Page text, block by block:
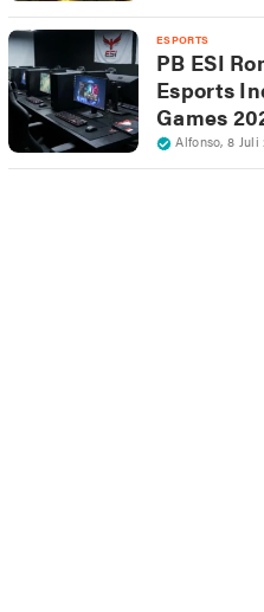
ESPORTS
PB ESI
Esports
Games
Alfonso,8 Juli